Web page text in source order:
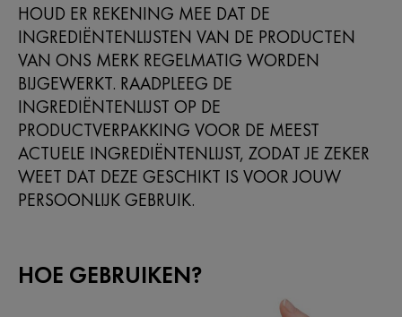
HOUD ER REKENING MEE DAT DE
INGREDIËNTENLIJSTEN VAN DE PRODUCTEN
VAN ONS MERK REGELMATIG WORDEN
BIJGEWERKT. RAADPLEEG DE
INGREDIËNTENLIJST OP DE
PRODUCTVERPAKKING VOOR DE MEEST
ACTUELE INGREDIËNTENLIJST, ZODAT JE ZEKER
WEET DAT DEZE GESCHIKT IS VOOR JOUW
PERSOONLIJK GEBRUIK.
HOE GEBRUIKEN?